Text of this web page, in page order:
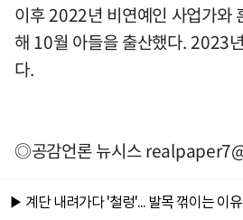
이후 2022년 비연예인 사업가와
해 10월 아들을 출산했다. 2023
다.
◎공감언론 뉴시스